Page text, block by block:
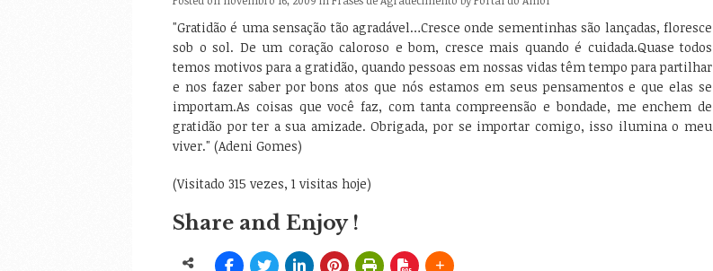
"Gratidão é uma sensação tão agradável…Cresce onde sementinhas são lançadas, floresce
sob o sol. De um coração caloroso e bom, cresce mais quando é cuidada.Quase todos
temos motivos para a gratidão, quando pessoas em nossas vidas têm tempo para partilhar
e nos fazer saber por bons atos que nós estamos em seus pensamentos e que elas se
importam.As coisas que você faz, com tanta compreensão e bondade, me enchem de
gratidão por ter a sua amizade. Obrigada, por se importar comigo, isso ilumina o meu
viver." (Adeni Gomes)
(Visitado 315 vezes, 1 visitas hoje)
Share and Enjoy !